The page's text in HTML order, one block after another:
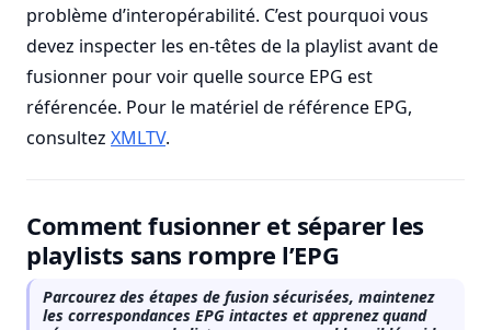
problème d’interopérabilité. C’est pourquoi vous
devez inspecter les en-têtes de la playlist avant de
fusionner pour voir quelle source EPG est
référencée. Pour le matériel de référence EPG,
consultez XMLTV.
Comment fusionner et séparer les
playlists sans rompre l’EPG
Parcourez des étapes de fusion sécurisées, maintenez
les correspondances EPG intactes et apprenez quand